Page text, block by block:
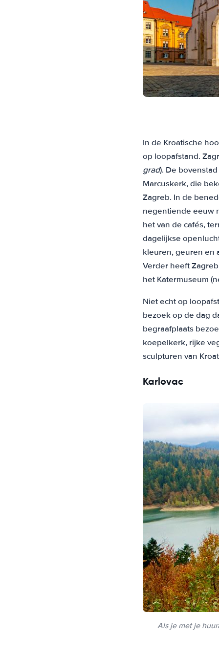
In de Kroatische
op loopafstand.
grad). De
Marcuskerk, die
Zagreb. In de
negentiende eeuw
het van de cafés,
dagelijkse
kleuren, geuren en
Verder heeft
het Katermuseum
Niet echt op
bezoek op de dag
begraafplaats
koepelkerk, rijke
sculpturen van
Karlovac
Als je met je